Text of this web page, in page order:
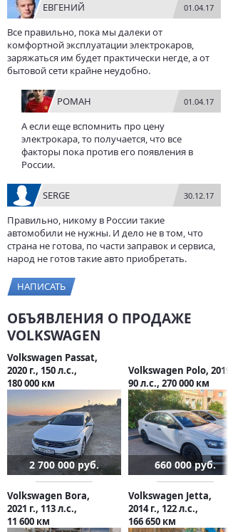
ЕВГЕНИЙ 01.04.17
Все правильно, пока мы далеки от
комфортной эксплуатации электрокаров,
заряжаться им будет практически негде, а от
бытовой сети крайне неудобно.
РОМАН 01.04.17
А если еще вспомнить про цену
электрокара, то получается, что все
факторы пока против его появления в
России.
SERGE 30.12.17
Правильно, никому в России такие
автомобили не нужны. И дело не в том, что
страна не готова, по части заправок и сервиса,
народ не готов такие авто приобретать.
НАПИСАТЬ
ОБЪЯВЛЕНИЯ О ПРОДАЖЕ
VOLKSWAGEN
Volkswagen Passat,
2020 г., 150 л.с.,
180 000 км
2 700 000 руб.
Volkswagen Polo, 2019
90 л.с., 270 000 км
660 000 руб.
Volkswagen Bora,
2021 г., 113 л.с.,
11 600 км
Volkswagen Jetta,
2014 г., 122 л.с.,
166 650 км